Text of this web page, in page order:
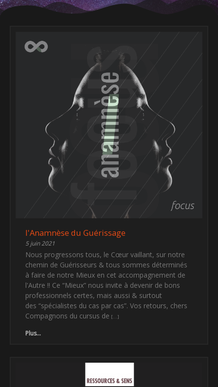
l'Anamnèse du Guérissage
5 juin 2021
Nous progressons tous, le Cœur vaillant, sur notre
chemin de Guérisseurs & tous sommes déterminés
à faire de notre Mieux en cet accompagnement de
l'Autre !! Ce “Mieux” nous invite à devenir de bons
professionnels certes, mais aussi & surtout
des “spécialistes du cas par cas”. Vos retours, chers
Compagnons du cursus de
Plus...